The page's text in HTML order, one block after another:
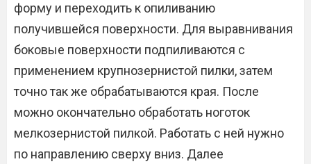
форму и переходить к опиливанию
получившейся поверхности. Для выравнивания
боковые поверхности подпиливаются с
применением крупнозернистой пилки, затем
точно так же обрабатываются края. После
можно окончательно обработать ноготок
мелкозернистой пилкой. Работать с ней нужно
по направлению сверху вниз. Далее